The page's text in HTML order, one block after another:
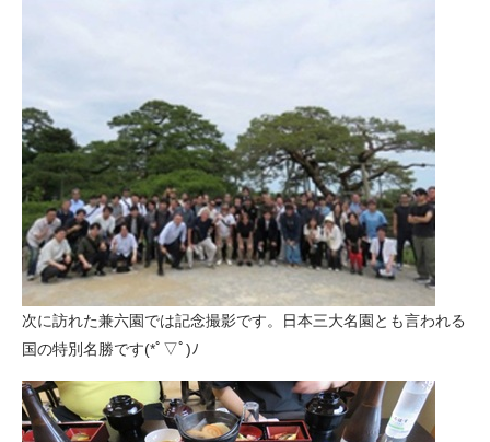
次に訪れた兼六園では記念撮影です。日本三大名園とも言われる
国の特別名勝です(*ﾟ▽ﾟ)ﾉ